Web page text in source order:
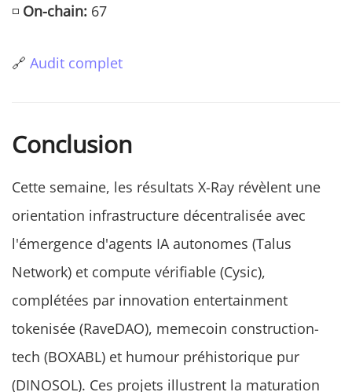
◽ On-chain: 67
🔗 Audit complet
Conclusion
Cette semaine, les résultats X-Ray révèlent une
orientation infrastructure décentralisée avec
l'émergence d'agents IA autonomes (Talus
Network) et compute vérifiable (Cysic),
complétées par innovation entertainment
tokenisée (RaveDAO), memecoin construction-
tech (BOXABL) et humour préhistorique pur
(DINOSOL). Ces projets illustrent la maturation